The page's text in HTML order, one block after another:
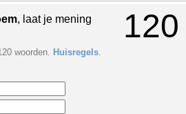
120
, laat je mening
woorden. Huisregels